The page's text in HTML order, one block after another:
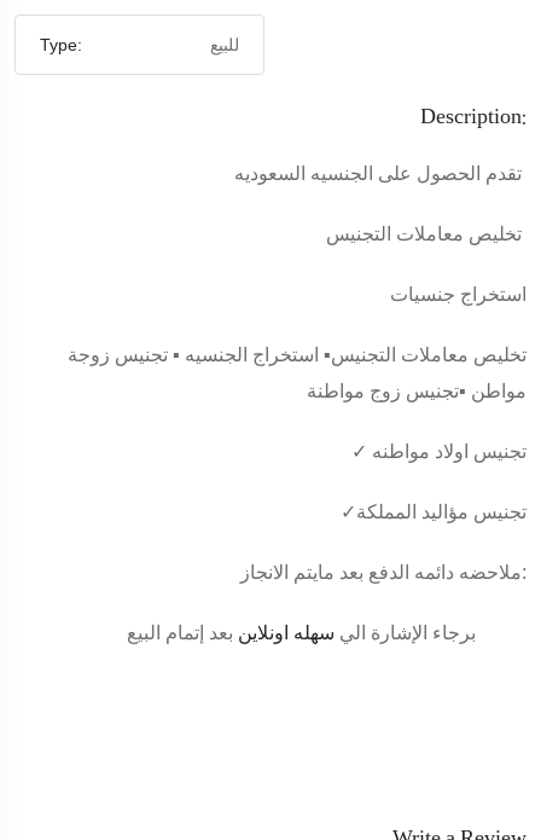
Type: للبيع
Description:
استخراج جنسيات
تخليص معاملات التجنيس▪️ استخراج الجنسيه ▪️ تجنيس زوجة
مواطن ▪️تجنيس زوج مواطنة
✓ تجنيس اولاد مواطنه
✓تجنيس مؤاليد المملكة
ملاحضه دائمه الدفع بعد مايتم الانجاز:
برجاء الإشارة الي سهله اونلاين بعد إتمام البيع